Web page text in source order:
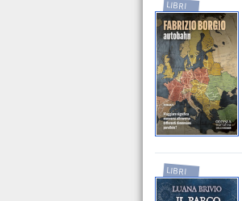
LIBRI
LIBRI